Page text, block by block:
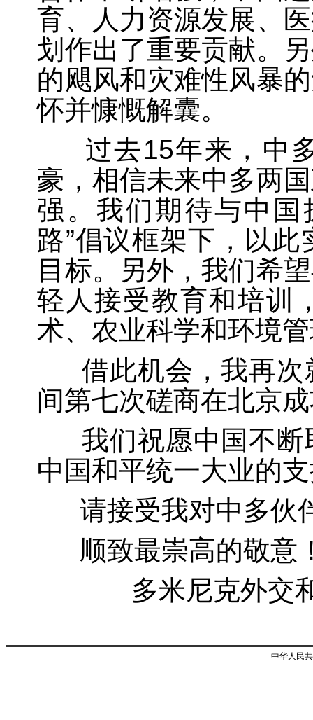
育、人力资源发展、
划作出了重要贡献。
的飓风和灾难性风暴
怀并慷慨解囊。
过去15年来，中多
豪，相信未来中多两
强。我们期待与中国
路”倡议框架下，以
目标。另外，我们希
轻人接受教育和培训
术、农业科学和环境
借此机会，我再次
间第七次磋商在北京
我们祝愿中国不断
中国和平统一大业的
请接受我对中多伙
顺致最崇高的敬意
多米尼克外交
中华人民